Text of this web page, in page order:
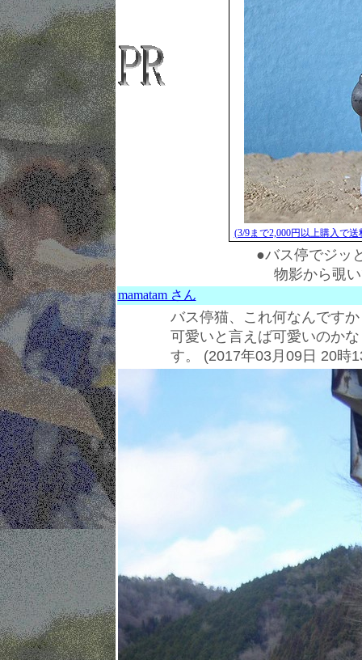
(3/9まで2,000円以上購入で
●バス停でジッ
物影から覗
mamatam さん
バス停猫、これ何なんです
可愛いと言えば可愛いのか
す。 (2017年03月09日 20時